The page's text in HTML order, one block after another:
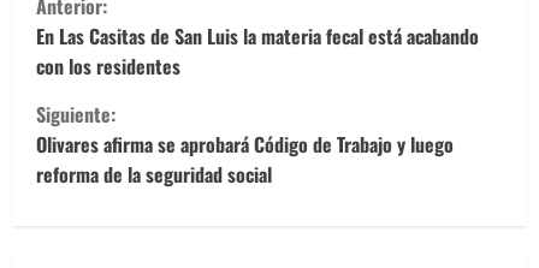
i
g
u
e
Anterior:
En Las Casitas de San Luis la materia fecal está acabando
con los residentes
Siguiente:
Olivares afirma se aprobará Código de Trabajo y luego
reforma de la seguridad social